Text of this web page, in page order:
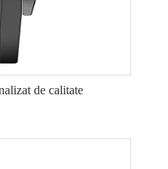
de calitate